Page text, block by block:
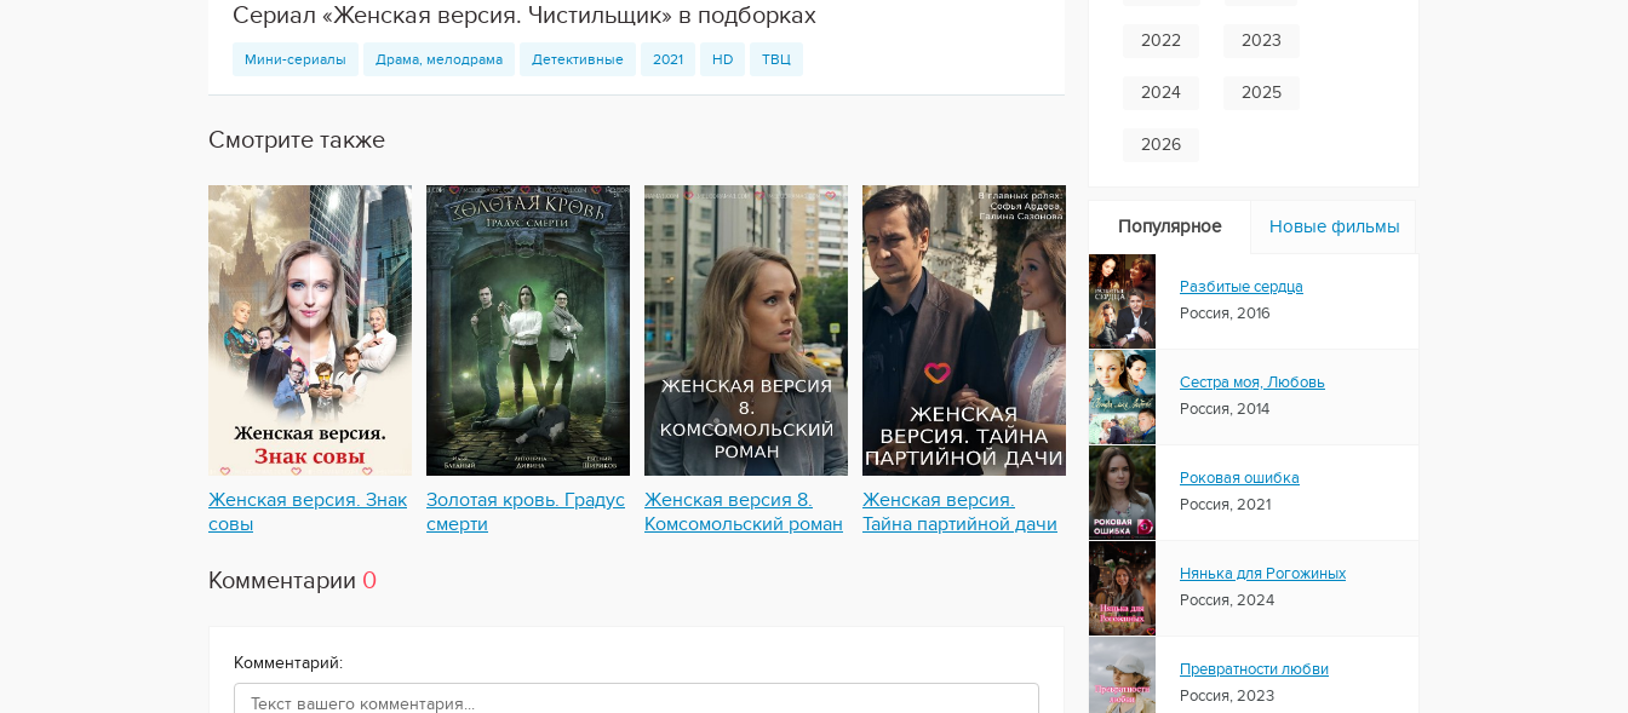
Сериал «Женская версия. Чистильщик» в подборках
Мини-сериалы Драма, мелодрама Детективные 2021 HD ТВЦ
Смотрите также
Женская версия. Знак
совы
Золотая кровь. Градус
смерти
Женская версия 8.
Комсомольский роман
Женская версия.
Тайна партийной дачи
Комментарии 0
Комментарий:
2022 2023
2024 2025
2026
Популярное Новые фильмы
Разбитые сердца
Россия, 2016
Сестра моя, Любовь
Россия, 2014
Роковая ошибка
Россия, 2021
Нянька для Рогожиных
Россия, 2024
Превратности любви
Россия, 2023